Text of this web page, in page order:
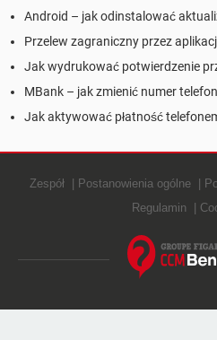
Android – jak odinstalować
Przelew zagraniczny przez
Jak wydrukować potwierdzenie
MBank – jak zmienić numer
Jak aktywować płatność
Zespół Postanowienia ogólne
Regulamin